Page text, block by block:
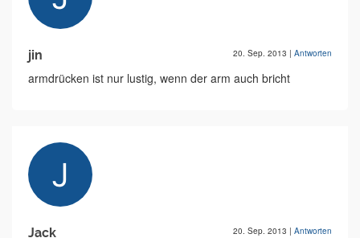
jin 20. Sep. 2013 | Antworten
armdrücken ist nur lustig, wenn der arm auch bricht
Jack 20. Sep. 2013 | Antworten